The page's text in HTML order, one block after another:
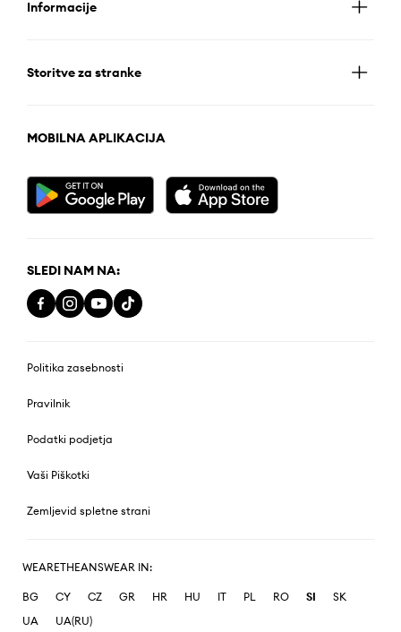
Informacije
Storitve za stranke
MOBILNA APLIKACIJA
SLEDI NAM NA:
Politika zasebnosti
Pravilnik
Podatki podjetja
Vaši Piškotki
Zemljevid spletne strani
WEARETHEANSWEAR IN:
BG CY CZ GR HR HU IT PL RO SI
SK
UA
UA(RU)